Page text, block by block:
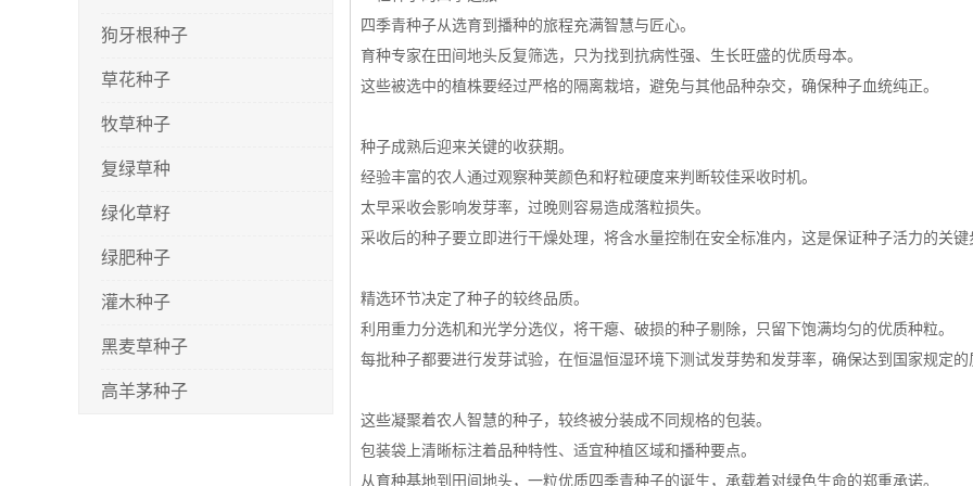
狗牙根种子
草花种子
牧草种子
复绿草种
绿化草籽
绿肥种子
灌木种子
黑麦草种子
高羊茅种子
四季青种子从选育到播种的旅程充满智慧与匠心。
育种专家在田间地头反复筛选，只为找到抗病性强、生长旺盛的优质母本。
这些被选中的植株要经过严格的隔离栽培，避免与其他品种杂交，确保种子血统纯正。
种子成熟后迎来关键的收获期。
经验丰富的农人通过观察种荚颜色和籽粒硬度来判断较佳采收时机。
太早采收会影响发芽率，过晚则容易造成落粒损失。
采收后的种子要立即进行干燥处理，将含水量控制在安全标准内，这是保证种子活力的关键
精选环节决定了种子的较终品质。
利用重力分选机和光学分选仪，将干瘪、破损的种子剔除，只留下饱满均匀的优质种粒。
每批种子都要进行发芽试验，在恒温恒湿环境下测试发芽势和发芽率，确保达到国家规定的
这些凝聚着农人智慧的种子，较终被分装成不同规格的包装。
包装袋上清晰标注着品种特性、适宜种植区域和播种要点。
从育种基地到田间地头，一粒优质四季青种子的诞生，承载着对绿色生命的郑重承诺。